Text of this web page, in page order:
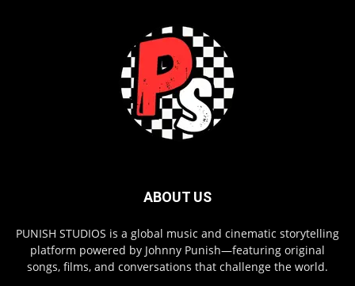
ABOUT US
PUNISH STUDIOS is a global music and cinematic storytelling
platform powered by Johnny Punish—featuring original
songs, films, and conversations that challenge the world.